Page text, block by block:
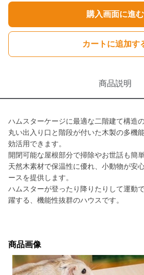
購入画面に進む
カートに追加す
商品説明
ハムスターケージに最適な二階建て構造
丸い出入り口と階段が付いた木製の多機
効活用できます。
開閉可能な屋根部分で掃除やお世話も簡
天然木素材で保温性に優れ、小動物が安
ースを提供します。
ハムスターが登ったり降りたりして運動
躍する、機能性抜群のハウスです。
商品画像